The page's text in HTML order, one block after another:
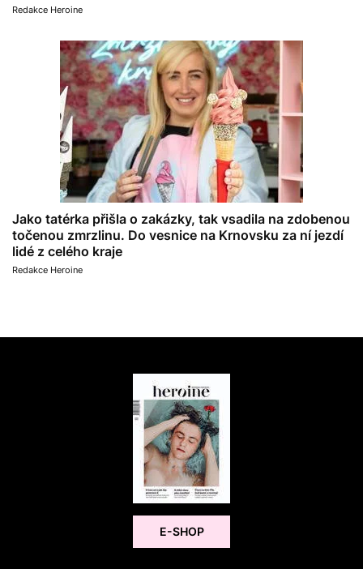
Redakce Heroine
Jako tatérka přišla o zakázky, tak vsadila na zdobenou
točenou zmrzlinu. Do vesnice na Krnovsku za ní jezdí
lidé z celého kraje
Redakce Heroine
E-SHOP